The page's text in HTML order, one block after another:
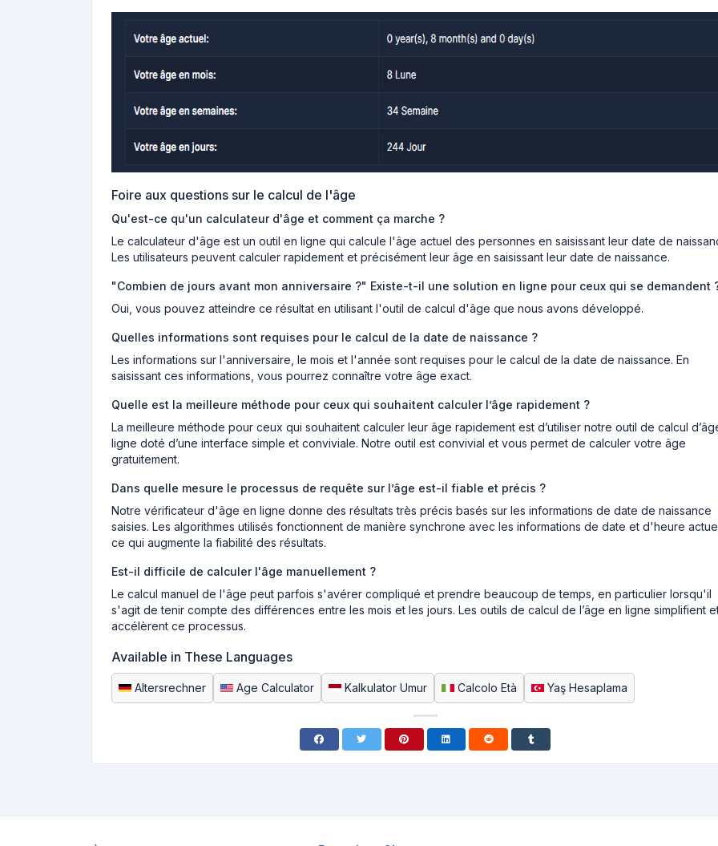
Foire aux questions sur le calcul de l'âge
Qu'est-ce qu'un calculateur d'âge et comment ça marche ?
Le calculateur d'âge est un outil en ligne qui calcule l'âge actuel des personnes en saisissant leur date de
Les utilisateurs peuvent calculer rapidement et précisément leur âge en saisissant leur date de naissance.
"Combien de jours avant mon anniversaire ?" Existe-t-il une solution en ligne pour ceux qui se demandent
Oui, vous pouvez atteindre ce résultat en utilisant l'outil de calcul d'âge que nous avons développé.
Quelles informations sont requises pour le calcul de la date de naissance ?
Les informations sur l'anniversaire, le mois et l'année sont requises pour le calcul de la date de naissance. En
saisissant ces informations, vous pourrez connaître votre âge exact.
Quelle est la meilleure méthode pour ceux qui souhaitent calculer l’âge rapidement ?
La meilleure méthode pour ceux qui souhaitent calculer leur âge rapidement est d’utiliser notre outil de calcul
ligne doté d’une interface simple et conviviale. Notre outil est convivial et vous permet de calculer votre âge
gratuitement.
Dans quelle mesure le processus de requête sur l’âge est-il fiable et précis ?
Notre vérificateur d'âge en ligne donne des résultats très précis basés sur les informations de date de naissance
saisies. Les algorithmes utilisés fonctionnent de manière synchrone avec les informations de date et d'heure
ce qui augmente la fiabilité des résultats.
Est-il difficile de calculer l'âge manuellement ?
Le calcul manuel de l'âge peut parfois s'avérer compliqué et prendre beaucoup de temps, en particulier lorsqu'il
s'agit de tenir compte des différences entre les mois et les jours. Les outils de calcul de l’âge en ligne simplifient
accélèrent ce processus.
Available in These Languages
Altersrechner Age Calculator Kalkulator Umur Calcolo Età Yaş Hesaplama